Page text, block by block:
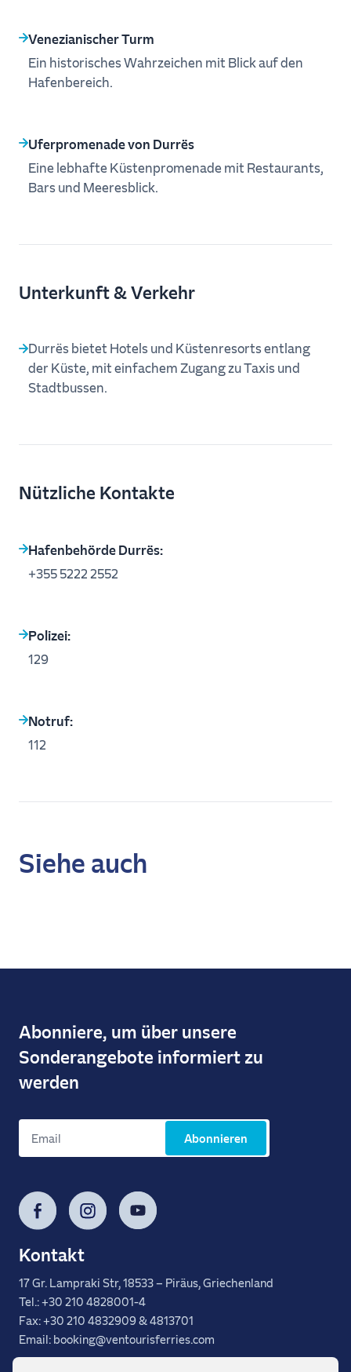
Venezianischer Turm
Ein historisches Wahrzeichen mit Blick auf den
Hafenbereich.
Uferpromenade von Durrës
Eine lebhafte Küstenpromenade mit Restaurants,
Bars und Meeresblick.
Unterkunft & Verkehr
Durrës bietet Hotels und Küstenresorts entlang
der Küste, mit einfachem Zugang zu Taxis und
Stadtbussen.
Nützliche Kontakte
Hafenbehörde Durrës:
+355 5222 2552
Polizei:
129
Notruf:
112
Siehe auch
Abonniere, um über unsere
Sonderangebote informiert zu
werden
Abonnieren
Facebook InstagramYouTube
Kontakt
17 Gr. Lampraki Str, 18533 – Piräus, Griechenland
Tel.: +30 210 4828001-4
Fax: +30 210 4832909 & 4813701
Email: booking@ventourisferries.com